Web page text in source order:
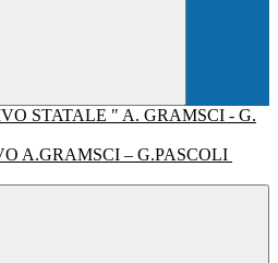
A.GRAMSCI – G.PASCOLI